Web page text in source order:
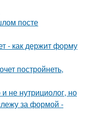
посте
- как держит форму
постройнеть,
не нутрициолог, но
за формой -